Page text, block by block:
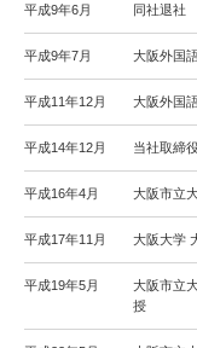
平成9年6月 同社退社
平成9年7月 大阪外国
平成11年12月 大阪外国
平成14年12月 当社取締
平成16年4月 大阪市立
平成17年11月 大阪大学
平成19年5月
大阪市立
授